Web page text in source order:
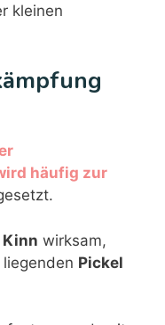
kleinen
häufig zur
Kinn wirksam,
Pickel